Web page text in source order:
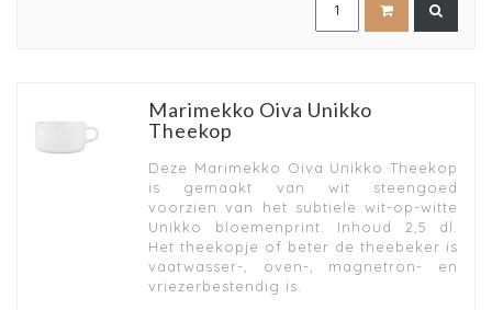
Marimekko Oiva Unikko
Theekop
Deze Marimekko Oiva Unikko Theekop
is gemaakt van wit steengoed
voorzien van het subtiele wit-op-witte
Unikko bloemenprint. Inhoud 2,5 dl.
Het theekopje of beter de theebeker is
vaatwasser-, oven-, magnetron- en
vriezerbestendig is.